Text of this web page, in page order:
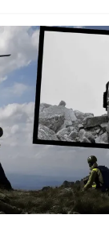
jednak ich